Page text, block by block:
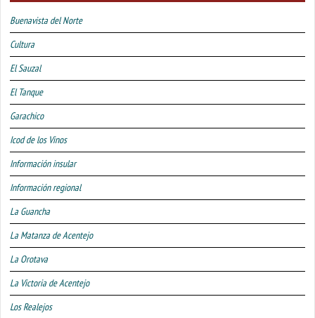
Buenavista del Norte
Cultura
El Sauzal
El Tanque
Garachico
Icod de los Vinos
Información insular
Información regional
La Guancha
La Matanza de Acentejo
La Orotava
La Victoria de Acentejo
Los Realejos